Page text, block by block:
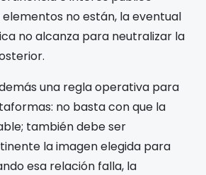
elementos no están, la eventual
no alcanza para neutralizar la
una regla operativa para
no basta con que la
también debe ser
la imagen elegida para
esa relación falla, la